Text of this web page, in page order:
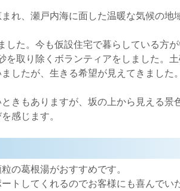
れ、瀬戸内海に面した温暖な気候の地
た。今も仮設住宅で暮らしている方
取り除くボランティアをしました。
したが、生きる希望が見えてきました
きもありますが、坂の上から見える景
感じます。
の葛根湯がおすすめです。
トしてくれるのでお客様にも喜んでい